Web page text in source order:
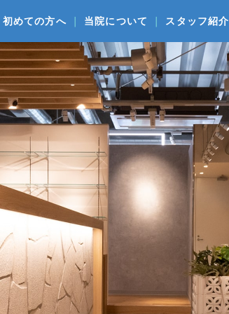
初めての方へ 当院について スタッフ紹介